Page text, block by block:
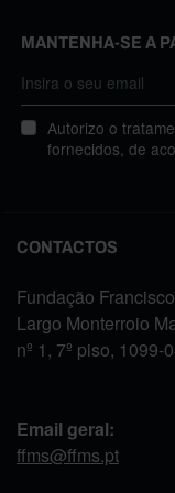
MANTENHA-SE A
Autorizo o
fornecidos, de
CONTACTOS
Fundação
Largo Monterroio
nº 1, 7º piso,
Email geral:
ffms@ffms.pt